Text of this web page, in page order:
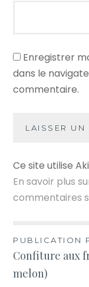
Enregistrer
dans le
commentaire.
Ce site utilise
En savoir plus
commentaires
Navigation
de
l’article
PUBLICATION
Confiture aux
melon)